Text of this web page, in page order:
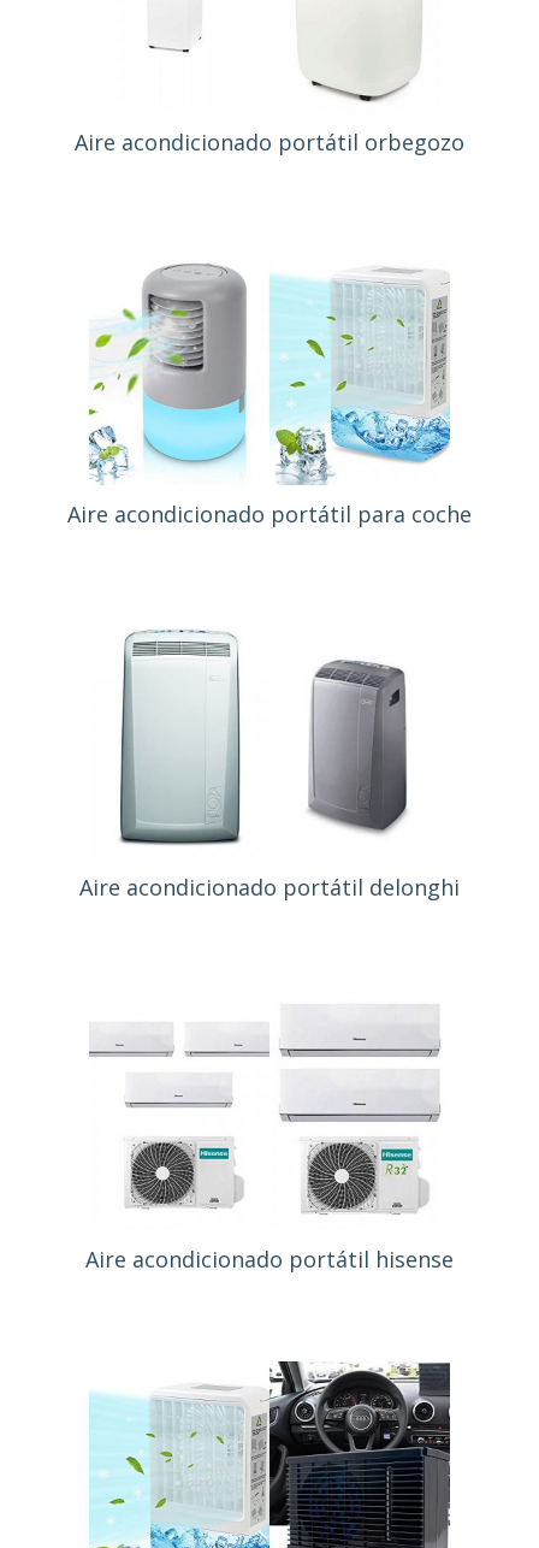
Aire acondicionado portátil orbegozo
Aire acondicionado portátil para coche
Aire acondicionado portátil delonghi
Aire acondicionado portátil hisense